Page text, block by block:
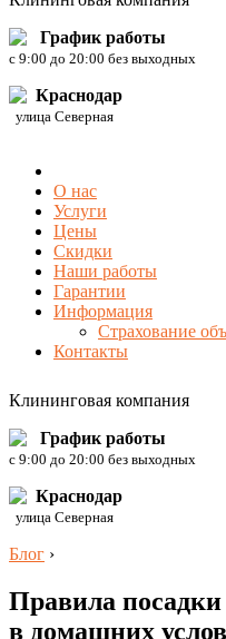
График работы
c 9:00 до 20:00 без выходных
Краснодар
улица Северная
О нас
Услуги
Цены
Скидки
Наши работы
Гарантии
Информация
Страхование
Контакты
Клининговая компания
График работы
c 9:00 до 20:00 без выходных
Краснодар
улица Северная
Блог ›
Правила посадки
в домашних